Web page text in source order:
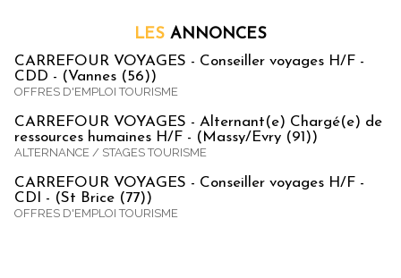
LES ANNONCES
CARREFOUR VOYAGES - Conseiller voyages H/F -
CDD - (Vannes (56))
OFFRES D'EMPLOI TOURISME
CARREFOUR VOYAGES - Alternant(e) Chargé(e) de
ressources humaines H/F - (Massy/Evry (91))
ALTERNANCE / STAGES TOURISME
CARREFOUR VOYAGES - Conseiller voyages H/F -
CDI - (St Brice (77))
OFFRES D'EMPLOI TOURISME